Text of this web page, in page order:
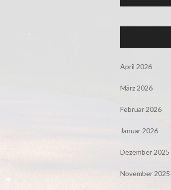
April 2026
März 2026
Februar 2026
Januar 2026
Dezember 2025
November 2025